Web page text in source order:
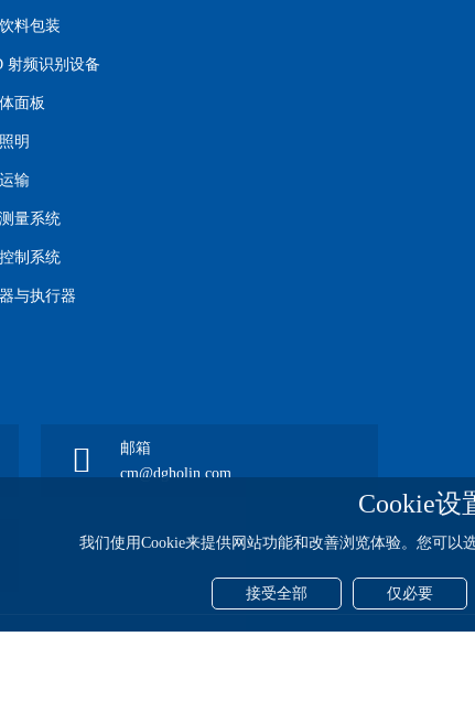
Cookie设
我们使用Cookie来提供网站功能和改善浏览体验。您可以
接受全部 仅必要
料包装
射频识别设备
面板
明
输
量系统
制系统
与执行器
邮箱
cm@dgholin.com